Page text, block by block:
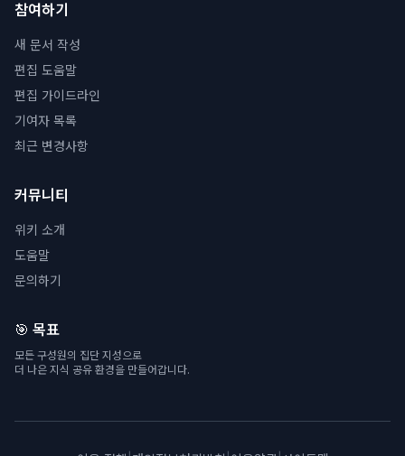
참여하기
새 문서 작성
편집 도움말
편집 가이드라인
기여자 목록
최근 변경사항
커뮤니티
위키 소개
도움말
문의하기
🎯 목표
모든 구성원의 집단 지성으로
더 나은 지식 공유 환경을 만들어갑니다.